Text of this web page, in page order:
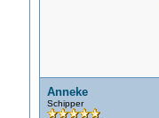
Anneke
Schipper